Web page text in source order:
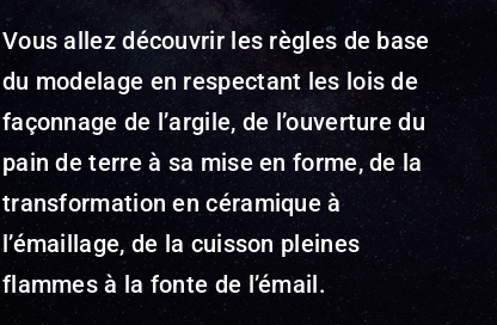
Vous allez découvrir les règles de base
du modelage en respectant les lois de
façonnage de l’argile, de l’ouverture du
pain de terre à sa mise en forme, de la
transformation en céramique à
l’émaillage, de la cuisson pleines
flammes à la fonte de l’émail.